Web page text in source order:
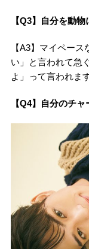
【Q3】自分を動
【A3】マイペー
い」と言われて急
よ」って言われま
【Q4】自分のチ